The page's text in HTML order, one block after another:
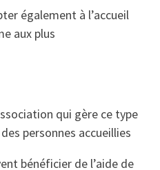
également à l’accueil
aux plus
qui gère ce type
personnes accueillies
bénéficier de l’aide de